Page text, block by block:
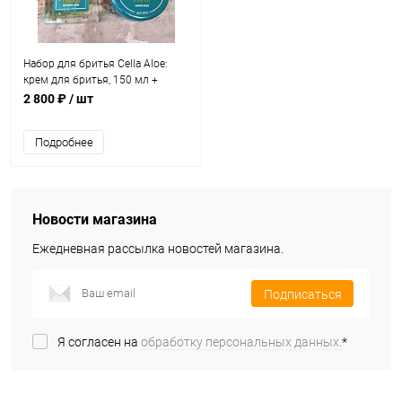
Набор для бритья Cella Aloe:
крем для бритья, 150 мл +
лосьон после бритья, 100 мл
2 800 ₽/ шт
Подробнее
Новости магазина
Ежедневная рассылка новостей магазина.
Подписаться
Я согласен на обработку персональных данных.*